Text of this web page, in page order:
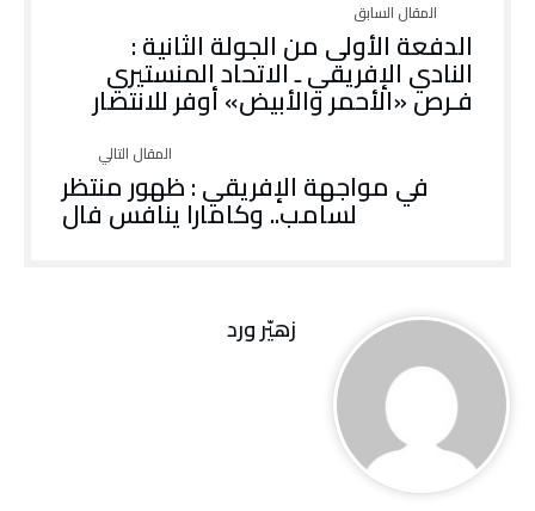
الدفعة الأولى من الجولة الثانية :
النادي الإفريقي ـ الاتحاد المنستيري
فـرص «الأحمر والأبيض» أوفر للانتصار
في مواجهة الإفريقي : ظهور منتظر
لسامب.. وكامارا ينافس فال
زهيّر‭ ‬ورد